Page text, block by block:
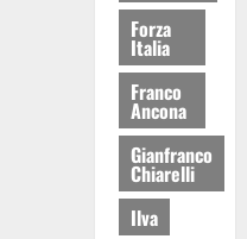
Forza
Italia
Franco
Ancona
Gianfranco
Chiarelli
Ilva